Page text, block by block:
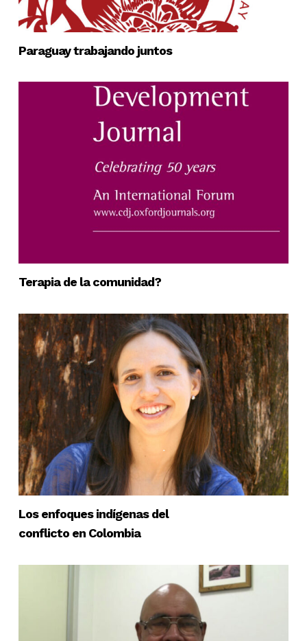
Paraguay trabajando juntos
Terapia de la comunidad?
Los enfoques indígenas del
conflicto en Colombia